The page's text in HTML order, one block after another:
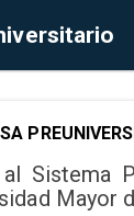
Sistema
Mayor